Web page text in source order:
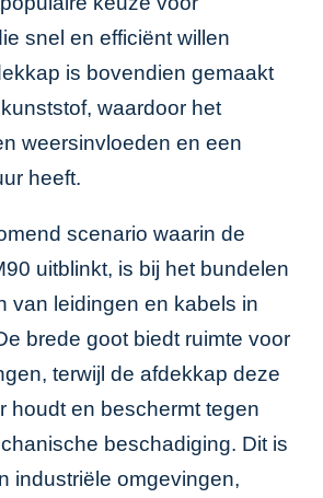
snel en efficiënt willen
is bovendien gemaakt
waardoor het
weersinvloeden en een
heeft.
scenario waarin de
uitblinkt, is bij het bundelen
van leidingen en kabels in
brede goot biedt ruimte voor
terwijl de afdekkap deze
houdt en beschermt tegen
beschadiging. Dit is
industriële omgevingen,